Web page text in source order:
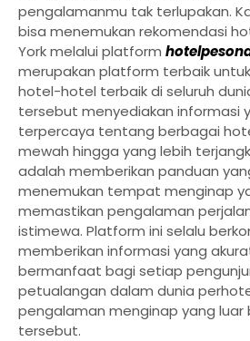
pengalamanmu tak terlupakan.
bisa menemukan rekomendasi
York melalui platform
merupakan platform terbaik
hotel-hotel terbaik di seluruh
tersebut menyediakan informasi
terpercaya tentang berbagai
mewah hingga yang lebih
adalah memberikan panduan
menemukan tempat menginap
memastikan pengalaman
istimewa. Platform ini selalu
memberikan informasi yang
bermanfaat bagi setiap
petualangan dalam dunia
pengalaman menginap yang luar
tersebut.